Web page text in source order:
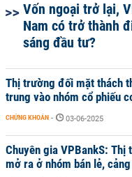
Vốn ngoại trở lại,
Nam có trở thành
sáng đầu tư?
Thị trường đối mặt thách
trung vào nhóm cổ phiếu
CHỨNG KHOÁN - 03-06-2025
Chuyên gia VPBankS:
mở ra ở nhóm bán lẻ,